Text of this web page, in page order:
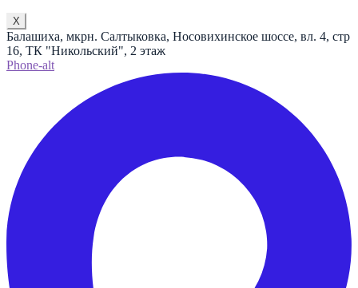
X
Балашиха, мкрн. Салтыковка, Носовихинское шоссе, вл. 4, стр
16, ТК "Никольский", 2 этаж
Phone-alt